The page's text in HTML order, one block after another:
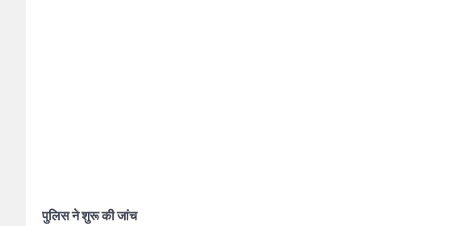
पुलिस ने शुरू की जांच